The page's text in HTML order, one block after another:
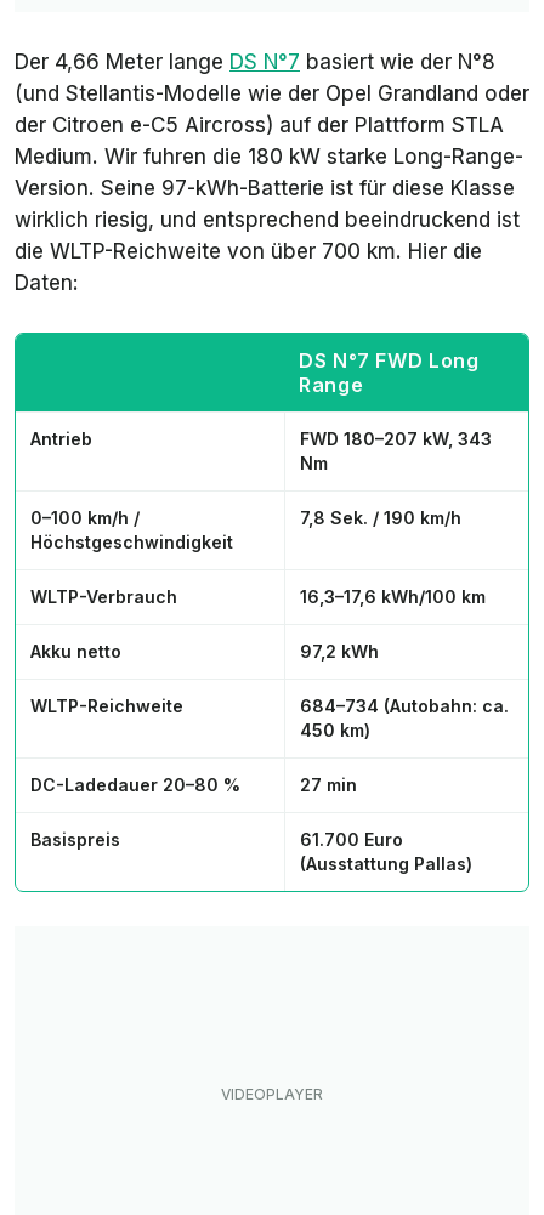
Der 4,66 Meter lange DS N°7 basiert wie der N°8
(und Stellantis-Modelle wie der Opel Grandland oder
der Citroen e-C5 Aircross) auf der Plattform STLA
Medium. Wir fuhren die 180 kW starke Long-Range-
Version. Seine 97-kWh-Batterie ist für diese Klasse
wirklich riesig, und entsprechend beeindruckend ist
die WLTP-Reichweite von über 700 km. Hier die
Daten:
DS N°7 FWD Long
Range
Antrieb
FWD 180–207 kW, 343
Nm
0–100 km/h /
Höchstgeschwindigkeit
7,8 Sek. / 190 km/h
WLTP-Verbrauch 16,3–17,6 kWh/100 km
Akku netto 97,2 kWh
WLTP-Reichweite
684–734 (Autobahn: ca.
450 km)
DC-Ladedauer 20–80 % 27 min
Basispreis
61.700 Euro
(Ausstattung Pallas)